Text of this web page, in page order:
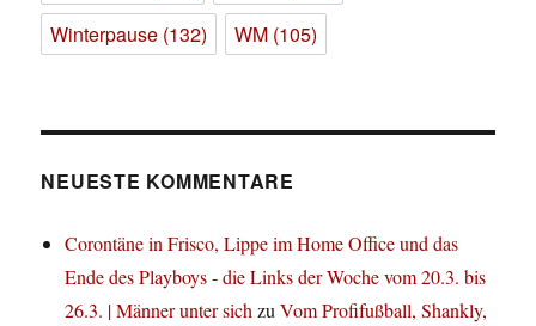
Winterpause (132) WM (105)
NEUESTE KOMMENTARE
Corontäne in Frisco, Lippe im Home Office und das
Ende des Playboys - die Links der Woche vom 20.3. bis
26.3. | Männer unter sichzuVom Profifußball, Shankly,